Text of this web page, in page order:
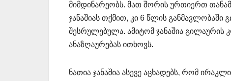
მიმდინარეობს. მათ შორის ურთიერთ
ჯანაშიას თქმით, კი 6 წლის
შესრულებულა. ამიტომ ჯანაშია გილაურის
ანაზღაურებას ითხოვს.
ნათია ჯანაშია ასევე აცხადებს, რომ